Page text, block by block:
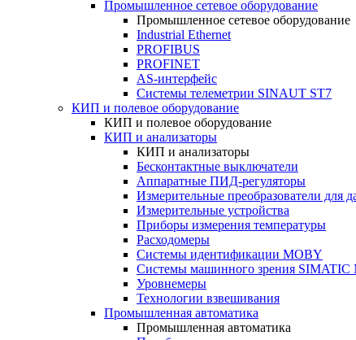
Промышленное сетевое оборудование
Промышленное сетевое оборудование
Industrial Ethernet
PROFIBUS
PROFINET
AS-интерфейс
Системы телеметрии SINAUT ST7
КИП и полевое оборудование
КИП и полевое оборудование
КИП и анализаторы
КИП и анализаторы
Бесконтактные выключатели
Аппаратные ПИД-регуляторы
Измерительные преобразователи для
Измерительные устройства
Приборы измерения температуры
Расходомеры
Системы идентификации MOBY
Системы машинного зрения SIMATIC
Уровнемеры
Технологии взвешивания
Промышленная автоматика
Промышленная автоматика